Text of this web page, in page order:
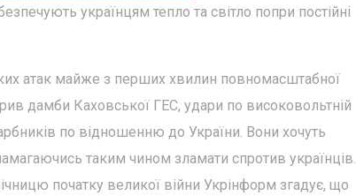
українцям тепло та світло попри постійні
атак майже з перших хвилин повномасштабної
дамби Каховської ГЕС, удари по високовольтній
по відношенню до України. Вони хочуть
таким чином зламати спротив українців.
початку великої війни Укрінформ згадує, що